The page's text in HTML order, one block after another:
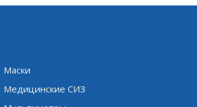
Маски
Медицинские СИЗ